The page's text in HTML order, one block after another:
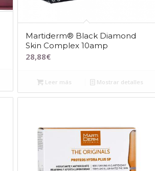
Martiderm® Black Diamond
Skin Complex 10amp
28,88€
Leer más Mostrar detalles